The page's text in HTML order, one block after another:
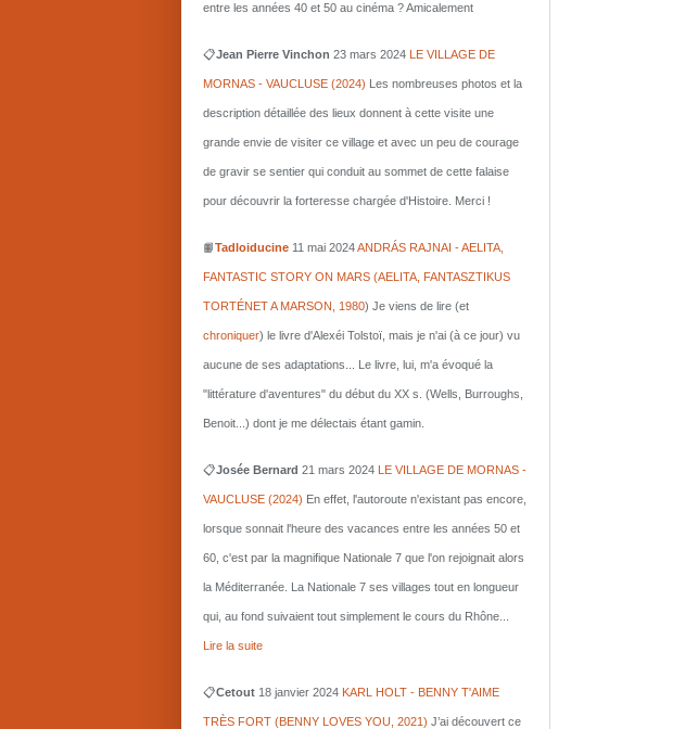
entre les années 40 et 50 au cinéma ? Amicalement
📋Jean Pierre Vinchon 23 mars 2024 LE VILLAGE DE
MORNAS - VAUCLUSE (2024) Les nombreuses photos et la
description détaillée des lieux donnent à cette visite une
grande envie de visiter ce village et avec un peu de courage
de gravir se sentier qui conduit au sommet de cette falaise
pour découvrir la forteresse chargée d'Histoire. Merci !
📙Tadloiducine 11 mai 2024ANDRÁS RAJNAI - AELITA,
FANTASTIC STORY ON MARS (AELITA, FANTASZTIKUS
TORTÉNET A MARSON, 1980) Je viens de lire (et
chroniquer) le livre d'Alexéi Tolstoï, mais je n'ai (à ce jour) vu
aucune de ses adaptations... Le livre, lui, m'a évoqué la
"littérature d'aventures" du début du XX s. (Wells, Burroughs,
Benoit...) dont je me délectais étant gamin.
📋Josée Bernard 21 mars 2024 LE VILLAGE DE MORNAS -
VAUCLUSE (2024) En effet, l'autoroute n'existant pas encore,
lorsque sonnait l'heure des vacances entre les années 50 et
60, c'est par la magnifique Nationale 7 que l'on rejoignait alors
la Méditerranée. La Nationale 7 ses villages tout en longueur
qui, au fond suivaient tout simplement le cours du Rhône...
Lire la suite
📋Cetout 18 janvier 2024 KARL HOLT - BENNY T'AIME
TRÈS FORT (BENNY LOVES YOU, 2021) J’ai découvert ce